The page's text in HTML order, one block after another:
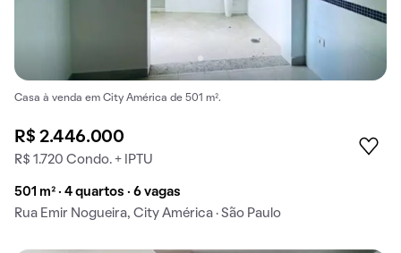
Casa à venda em City América de 501 m².
R$ 2.446.000
R$ 1.720 Condo. + IPTU
501 m² · 4 quartos · 6 vagas
Rua Emir Nogueira, City América · São Paulo